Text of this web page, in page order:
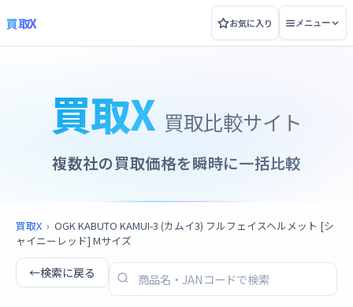
買取X お気に入り メニュー
買取X 買取比較サイト
複数社の買取価格を瞬時に一括比較
買取X › OGK KABUTO KAMUI-3 (カムイ3) フルフェイスヘルメット [シ
ャイニーレッド] Mサイズ
←検索に戻る